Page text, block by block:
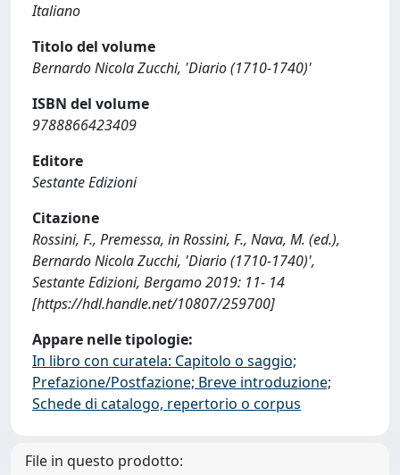
Italiano
Titolo del volume
Bernardo Nicola Zucchi, 'Diario (1710-1740)'
ISBN del volume
9788866423409
Editore
Sestante Edizioni
Citazione
Rossini, F., Premessa, in Rossini, F., Nava, M. (ed.),
Bernardo Nicola Zucchi, 'Diario (1710-1740)',
Sestante Edizioni, Bergamo 2019: 11- 14
[https://hdl.handle.net/10807/259700]
Appare nelle tipologie:
In libro con curatela: Capitolo o saggio;
Prefazione/Postfazione; Breve introduzione;
Schede di catalogo, repertorio o corpus
File in questo prodotto: